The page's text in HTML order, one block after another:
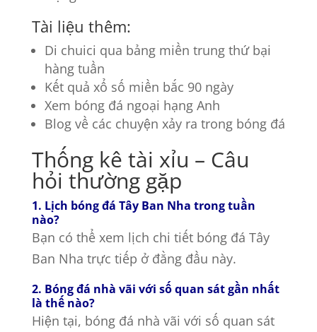
Tài liệu thêm:
Di chuici qua bảng miền trung thứ bại
hàng tuần
Kết quả xổ số miền bắc 90 ngày
Xem bóng đá ngoại hạng Anh
Blog về các chuyện xảy ra trong bóng đá
Thống kê tài xỉu – Câu
hỏi thường gặp
1. Lịch bóng đá Tây Ban Nha trong tuần
nào?
Bạn có thể xem lịch chi tiết bóng đá Tây
Ban Nha trực tiếp ở đằng đầu này.
2. Bóng đá nhà vãi với số quan sát gần nhất
là thế nào?
Hiện tại, bóng đá nhà vãi với số quan sát